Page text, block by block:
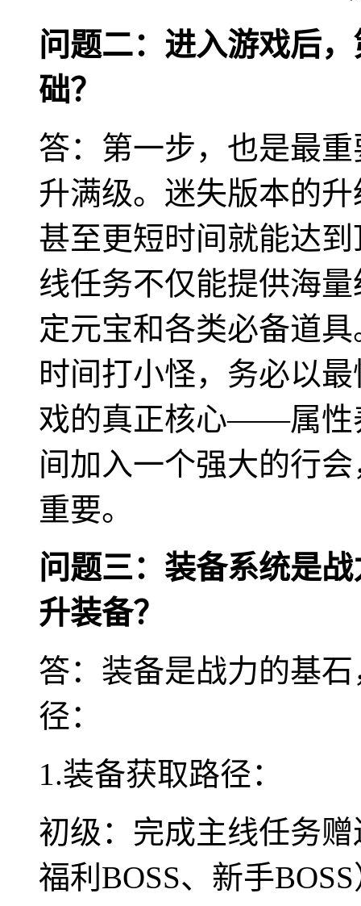
问题二：进入游戏后
础？
答：第一步，也是最
升满级。迷失版本的
甚至更短时间就能达
线任务不仅能提供海
定元宝和各类必备道
时间打小怪，务必以
戏的真正核心——属性
间加入一个强大的行
重要。
问题三：装备系统是
升装备？
答：装备是战力的基
径：
1.装备获取路径：
初级：完成主线任务
福利BOSS、新手